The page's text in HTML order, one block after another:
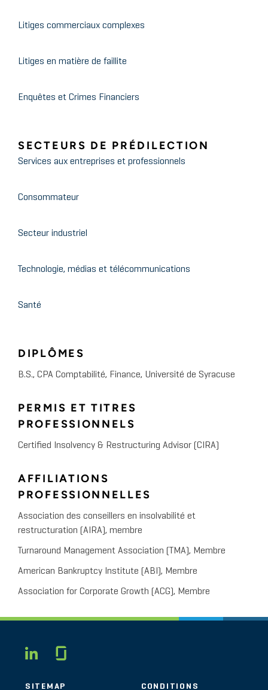
Litiges commerciaux complexes
Litiges en matière de faillite
Enquêtes et Crimes Financiers
SECTEURS DE PRÉDILECTION
Services aux entreprises et professionnels
Consommateur
Secteur industriel
Technologie, médias et télécommunications
Santé
DIPLÔMES
B.S., CPA Comptabilité, Finance, Université de Syracuse
PERMIS ET TITRES
PROFESSIONNELS
Certified Insolvency & Restructuring Advisor (CIRA)
AFFILIATIONS
PROFESSIONNELLES
Association des conseillers en insolvabilité et
restructuration (AIRA), membre
Turnaround Management Association (TMA), Membre
American Bankruptcy Institute (ABI), Membre
Association for Corporate Growth (ACG), Membre
LINKEDIN
SITEMAP CONDITIONS